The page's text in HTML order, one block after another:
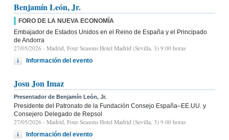
Benjamín León, Jr.
FORO DE LA NUEVA ECONOMÍA
Embajador de Estados Unidos en el Reino de España y el Principado
de Andorra
27/05/2026 - Madrid, Four Seasons Hotel Madrid (Sevilla, 3) 9.00 horas
Información del evento
Josu Jon Imaz
Presentador de Benjamín León, Jr.
Presidente del Patronato de la Fundación Consejo España–EE.UU. y
Consejero Delegado de Repsol
27/05/2026 - Madrid, Four Seasons Hotel Madrid (Sevilla, 3) 9.00 horas
Información del evento